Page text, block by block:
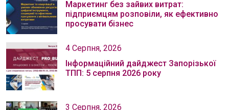
Маркетинг без зайвих витрат:
підприємцям розповіли, як ефективно
просувати бізнес
4 Серпня, 2026
Інформаційний дайджест Запорізької
ТПП: 5 серпня 2026 року
3 Серпня, 2026